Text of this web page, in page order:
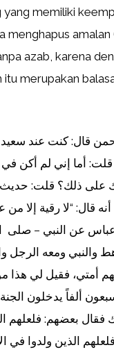
memiliki
menghapus
azab, karena
merupakan
قلت: أما إني لم
على ذلك؟ قلت: حديث
قال: “لا رقية إلا
عن النبي – صلى
والنبي ومعه الرجل
أمتي، فقيل لي
ألفاً يدخلون
بعضهم: فلعلهم
الذين ولدوا في